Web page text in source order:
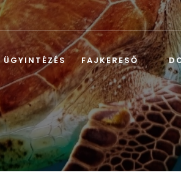
ÜGYINTÉZÉS FAJKERESŐ